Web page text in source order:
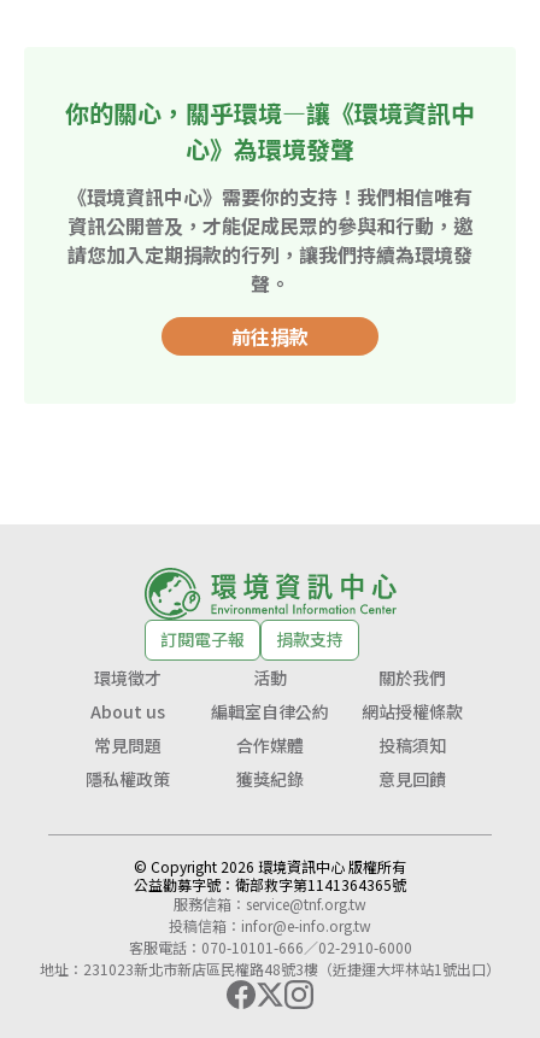
你的關心，關乎環境—讓《環境資訊中
心》為環境發聲
《環境資訊中心》需要你的支持！我們相信唯有
資訊公開普及，才能促成民眾的參與和行動，邀
請您加入定期捐款的行列，讓我們持續為環境發
聲。
前往捐款
訂閱電子報
捐款支持
環境徵才
活動
關於我們
About us
編輯室自律公約
網站授權條款
常見問題
合作媒體
投稿須知
隱私權政策
獲獎紀錄 意見回饋
© Copyright 2026 環境資訊中心 版權所有
公益勸募字號： 衛部救字第1141364365號
服務信箱： service@tnf.org.tw
投稿信箱： infor@e-info.org.tw
客服電話：070-10101-666／02-2910-6000
地址：231023新北市新店區民權路48號3樓（近捷運大坪林站1號出口）